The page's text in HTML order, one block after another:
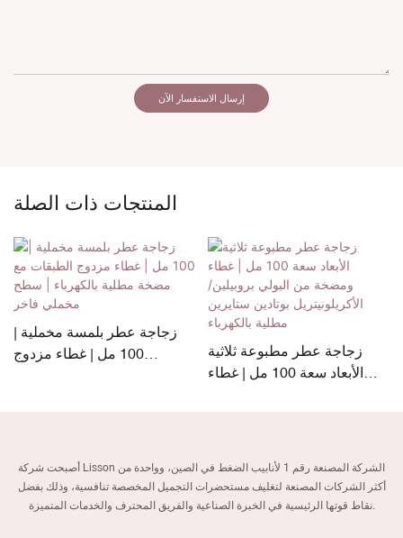
إرسال الاستفسار الآن
المنتجات ذات الصلة
زجاجة عطر بلمسة مخملية |
100 مل | غطاء مزدوج
زجاجة عطر مطبوعة ثلاثية
الأبعاد سعة 100 مل | غطاء
أصبحت شركة Lisson الشركة المصنعة رقم 1 لأنابيب الضغط في الصين، وواحدة من
أكثر الشركات المصنعة لتغليف مستحضرات التجميل المخصصة تنافسية، وذلك بفضل
نقاط قوتها الرئيسية في الخبرة الصناعية والفريق المحترف والخدمات المتميزة.